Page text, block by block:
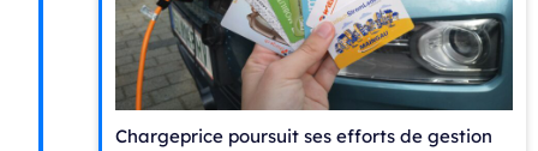
Chargeprice poursuit ses efforts de gestion